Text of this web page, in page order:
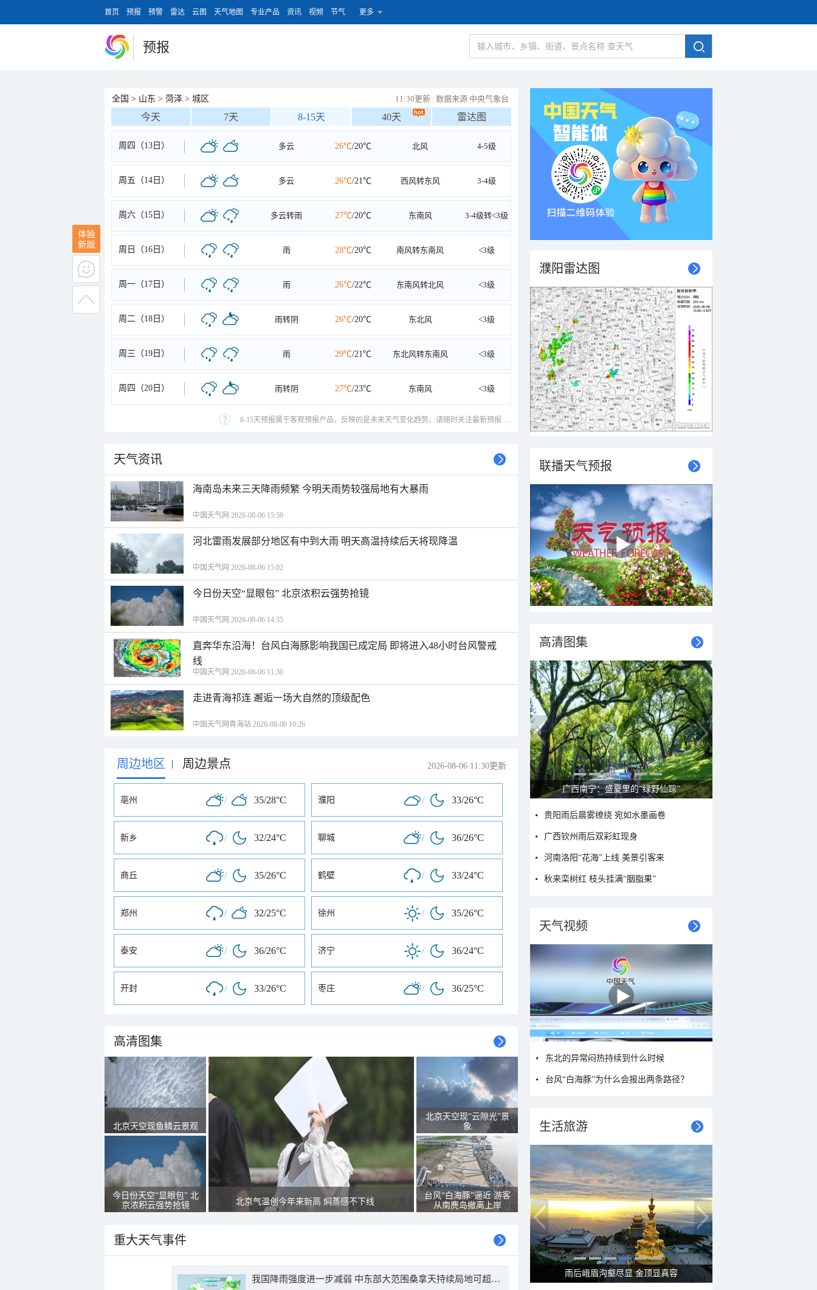
首页 预报 预警 雷达 云图 天气地图 专业产品 资讯 视频 节气 更多
预报
全国 > 山东 > 菏泽 > 城区 11:30更新 | 数据来源 中央气象台
今天 7天 8-15天 40天 雷达图
周四（13日） 多云 26℃/20℃ 北风 4-5级
周五（14日） 多云 26℃/21℃ 西风转东风 3-4级
周六（15日） 多云转雨 27℃/20℃ 东南风 3-4级转<3级
周日（16日） 雨 28℃/20℃ 南风转东南风 <3级
周一（17日） 雨 26℃/22℃ 东南风转北风 <3级
周二（18日） 雨转阴 26℃/20℃ 东北风 <3级
周三（19日） 雨 29℃/21℃ 东北风转东南风 <3级
周四（20日） 雨转阴 27℃/23℃ 东南风 <3级
8-15天预报属于客观预报产品，反映的是未来天气变化趋势、请随时关注最新预报.....
天气资讯
海南岛未来三天降雨频繁 今明天雨势较强局地有大暴雨
中国天气网 2026-08-06 15:50
河北雷雨发展部分地区有中到大雨 明天高温持续后天将现降温
中国天气网 2026-08-06 15:02
今日份天空“显眼包” 北京浓积云强势抢镜
中国天气网 2026-08-06 14:35
直奔华东沿海！台风白海豚影响我国已成定局 即将进入48小时台风警戒
线
中国天气网 2026-08-06 11:30
走进青海祁连 邂逅一场大自然的顶级配色
中国天气网青海站 2026-08-06 10:26
周边地区 | 周边景点 2026-08-06 11:30更新
亳州 / 35/28°C 濮阳 / 33/26°C
新乡 / 32/24°C 聊城 / 36/26°C
商丘 / 35/26°C 鹤壁 / 33/24°C
郑州 / 32/25°C 徐州 / 35/26°C
泰安 / 36/26°C 济宁 / 36/24°C
开封 / 33/26°C 枣庄 / 36/25°C
高清图集
北京天空现鱼鳞云景观
今日份天空“显眼包” 北
京浓积云强势抢镜
北京气温创今年来新高 焖蒸感不下线
北京天空现“云隙光”景
象
台风“白海豚”逼近 游客
从南麂岛撤离上岸
重大天气事件
我国降雨强度进一步减弱 中东部大范围桑拿天持续局地可超38℃
濮阳雷达图
联播天气预报
高清图集
呼伦贝尔草原 藏着最治愈的蓝天白云
贵阳雨后晨雾缭绕 宛如水墨画卷
广西钦州雨后双彩虹现身
河南洛阳“花海”上线 美景引客来
秋来栾树红 枝头挂满“胭脂果”
天气视频
东北的异常闷热持续到什么时候
台风“白海豚”为什么会报出两条路径？
生活旅游
秋意浓 蓝天映衬下的哈尔滨伏尔加庄园